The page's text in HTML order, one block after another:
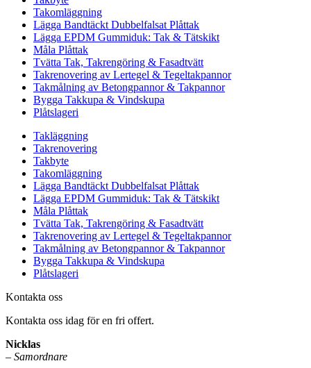
Takomläggning
Lägga Bandtäckt Dubbelfalsat Plåttak
Lägga EPDM Gummiduk: Tak & Tätskikt
Måla Plåttak
Tvätta Tak, Takrengöring & Fasadtvätt
Takrenovering av Lertegel & Tegeltakpannor
Takmålning av Betongpannor & Takpannor
Bygga Takkupa & Vindskupa
Plåtslageri
Takläggning
Takrenovering
Takbyte
Takomläggning
Lägga Bandtäckt Dubbelfalsat Plåttak
Lägga EPDM Gummiduk: Tak & Tätskikt
Måla Plåttak
Tvätta Tak, Takrengöring & Fasadtvätt
Takrenovering av Lertegel & Tegeltakpannor
Takmålning av Betongpannor & Takpannor
Bygga Takkupa & Vindskupa
Plåtslageri
Kontakta oss
Kontakta oss idag för en fri offert.
Nicklas
– Samordnare